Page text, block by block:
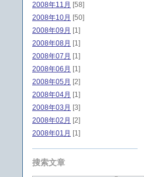
2008年11月 [58]
2008年10月 [50]
2008年09月 [1]
2008年08月 [1]
2008年07月 [1]
2008年06月 [1]
2008年05月 [2]
2008年04月 [1]
2008年03月 [3]
2008年02月 [2]
2008年01月 [1]
搜索文章